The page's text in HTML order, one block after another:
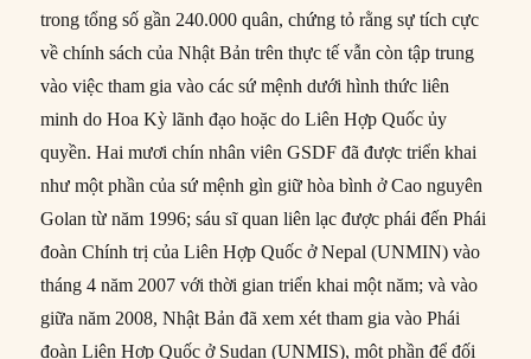
trong tổng số gần 240.000 quân, chứng tỏ rằng sự tích cực
về chính sách của Nhật Bản trên thực tế vẫn còn tập trung
vào việc tham gia vào các sứ mệnh dưới hình thức liên
minh do Hoa Kỳ lãnh đạo hoặc do Liên Hợp Quốc ủy
quyền. Hai mươi chín nhân viên GSDF đã được triển khai
như một phần của sứ mệnh gìn giữ hòa bình ở Cao nguyên
Golan từ năm 1996; sáu sĩ quan liên lạc được phái đến Phái
đoàn Chính trị của Liên Hợp Quốc ở Nepal (UNMIN) vào
tháng 4 năm 2007 với thời gian triển khai một năm; và vào
giữa năm 2008, Nhật Bản đã xem xét tham gia vào Phái
đoàn Liên Hợp Quốc ở Sudan (UNMIS), một phần để đối